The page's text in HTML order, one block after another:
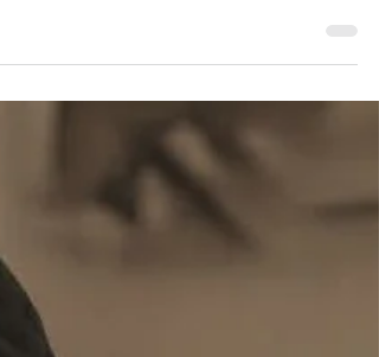
סיניות יודע שהדבר השני בחשיבותו אחרי
האימונים הוא עניין הלבוש, דהיינו הראה לי כיצד
אתה מתלבש ואומר לך מי אתה, שהרי קיימים
מאפיינים שונים לתלבושת שָאוֹלִין או ווּ-דַאנְג
לדוגמה. מעבר לכך, יש המתנגדים בעוז שכולנו
נהיה פאשניסטה - אישה (או אדם) בעלת
האחרונים, מתעדכנת בחידושים ומפגינה סגנון